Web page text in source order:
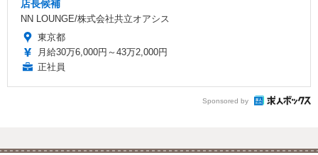
店長候補
NN LOUNGE/株式会社共立オアシス
東京都
月給30万6,000円～43万2,000円
正社員
Sponsored by